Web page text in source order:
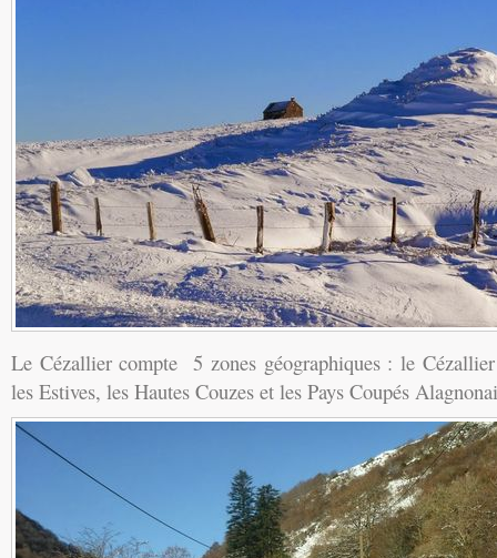
Le Cézallier compte 5 zones géographiques : le
les Estives, les Hautes Couzes et les Pays Coupés